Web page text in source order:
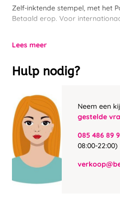
Zelf-inktende stempel, met het
Betaald erop. Voor
Lees meer
Hulp nodig?
Neem een
gestelde
085 486 89
08:00-22:00)